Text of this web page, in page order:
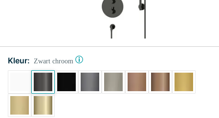
Kleur: Zwart chroom